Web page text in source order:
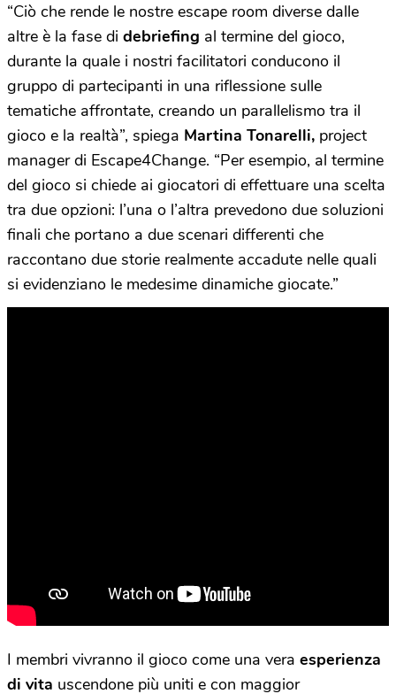
“Ciò che rende le nostre escape room diverse dalle
altre è la fase di debriefing al termine del gioco,
durante la quale i nostri facilitatori conducono il
gruppo di partecipanti in una riflessione sulle
tematiche affrontate, creando un parallelismo tra il
gioco e la realtà”, spiega Martina Tonarelli, project
manager di Escape4Change. “Per esempio, al termine
del gioco si chiede ai giocatori di effettuare una scelta
tra due opzioni: l’una o l’altra prevedono due soluzioni
finali che portano a due scenari differenti che
raccontano due storie realmente accadute nelle quali
si evidenziano le medesime dinamiche giocate.”
I membri vivranno il gioco come una vera esperienza
di vita uscendone più uniti e con maggior